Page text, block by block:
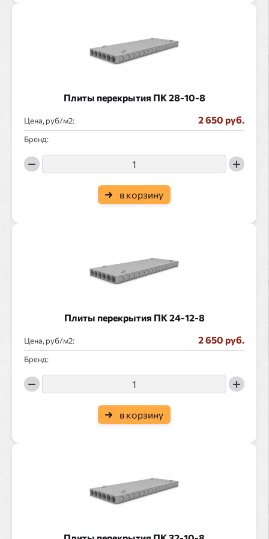
Плиты перекрытия ПК 28-10-8
Цена, руб/ : 2 650 руб.
Бренд:
в корзину
Плиты перекрытия ПК 24-12-8
Цена, руб/ : 2 650 руб.
Бренд:
в корзину